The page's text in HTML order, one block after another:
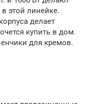
этой линейке.
делает
купить в дом.
для кремов.